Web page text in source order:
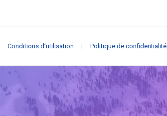
Conditions d’utilisation | Politique de confidentialité